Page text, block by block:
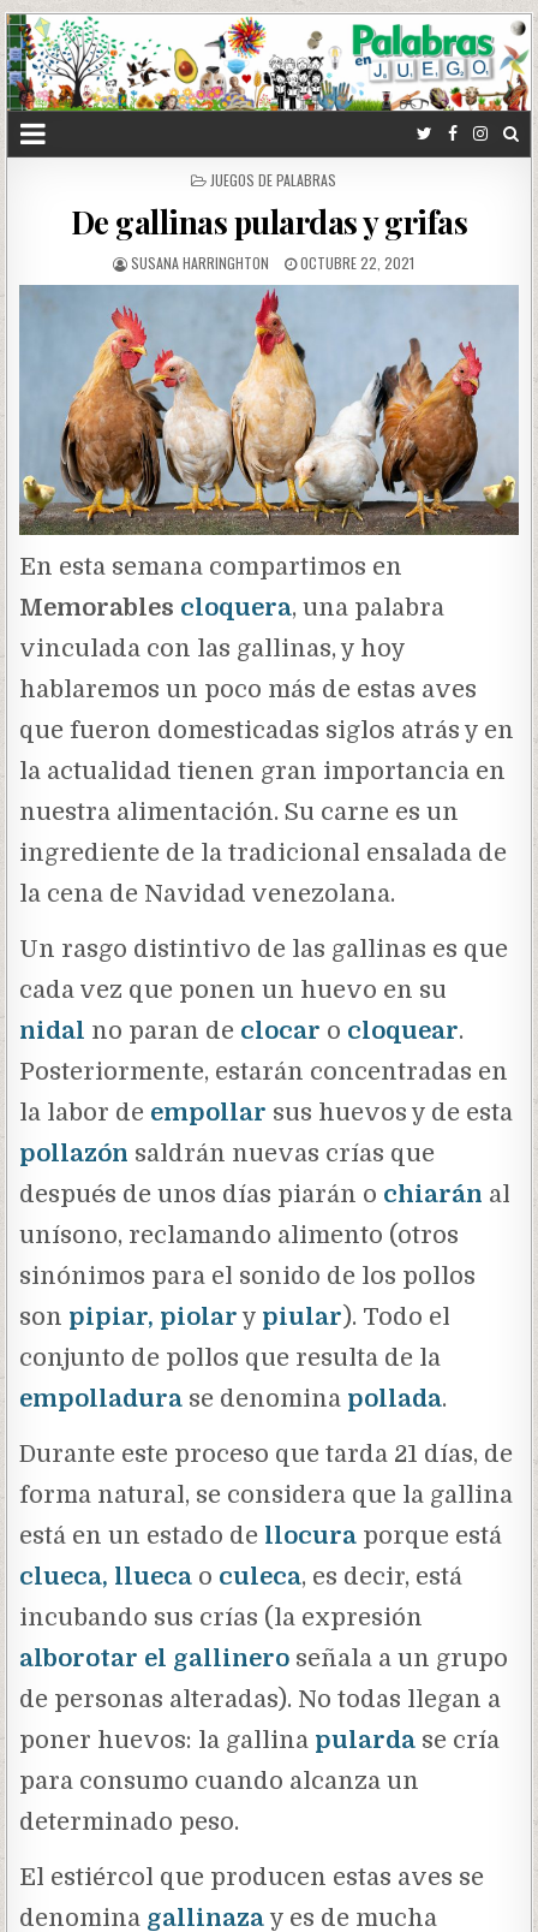
POSTED
JUEGOS DE PALABRAS
De gallinas pulardas y grifas
SUSANA HARRINGHTON OCTUBRE 22, 2021
En esta semana compartimos en
Memorables cloquera, una palabra
vinculada con las gallinas, y hoy
hablaremos un poco más de estas aves
que fueron domesticadas siglos atrás y en
la actualidad tienen gran importancia en
nuestra alimentación. Su carne es un
ingrediente de la tradicional ensalada de
la cena de Navidad venezolana.
Un rasgo distintivo de las gallinas es que
cada vez que ponen un huevo en su
nidal no paran de clocar o cloquear.
Posteriormente, estarán concentradas en
la labor de empollar sus huevos y de esta
pollazón saldrán nuevas crías que
después de unos días piarán o chiarán al
unísono, reclamando alimento (otros
sinónimos para el sonido de los pollos
son pipiar, piolar y piular). Todo el
conjunto de pollos que resulta de la
empolladura se denomina pollada.
Durante este proceso que tarda 21 días, de
forma natural, se considera que la gallina
está en un estado de llocura porque está
clueca, llueca o culeca, es decir, está
incubando sus crías (la expresión
alborotar el gallinero señala a un grupo
de personas alteradas). No todas llegan a
poner huevos: la gallina pularda se cría
para consumo cuando alcanza un
determinado peso.
El estiércol que producen estas aves se
denomina gallinaza y es de mucha